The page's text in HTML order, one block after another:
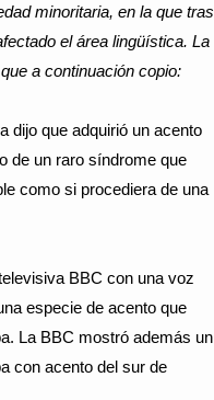
minoritaria, en la que tras
el área lingüística. La
a continuación copio:
dijo que adquirió un acento
de un raro síndrome que
como si procediera de una
BBC con una voz
especie de acento que
La BBC mostró además un
con acento del sur de